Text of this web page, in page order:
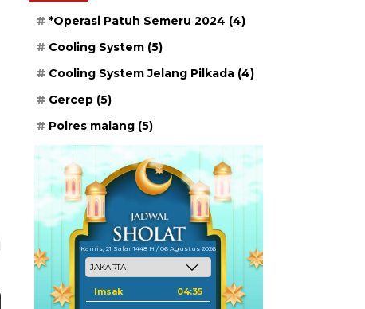
*Operasi Patuh Semeru 2024 (4)
Cooling System (5)
Cooling System Jelang Pilkada (4)
Gercep (5)
Polres malang (5)
Kamis, 21 Safar 1448 H / 06 Agustus 2026
Imsak 04:35